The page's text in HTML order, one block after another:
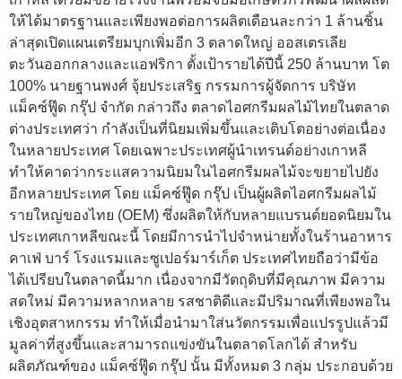
ให้ได้มาตรฐานและเพียงพอต่อการผลิตเดือนละกว่า 1 ล้านชิ้น
ล่าสุดเปิดแผนเตรียมบุกเพิ่มอีก 3 ตลาดใหญ่ ออสเตรเลีย
ตะวันออกกลางและแอฟริกา ตั้งเป้ารายได้ปีนี้ 250 ล้านบาท โต
100% นายฐานพงศ์ จุ้ยประเสริฐ กรรมการผู้จัดการ บริษัท
แม็คซ์ฟู๊ด กรุ๊ป จำกัด กล่าวถึง ตลาดไอศกรีมผลไม้ไทยในตลาด
ต่างประเทศว่า กำลังเป็นที่นิยมเพิ่มขึ้นและเติบโตอย่างต่อเนื่อง
ในหลายประเทศ โดยเฉพาะประเทศผู้นำเทรนด์อย่างเกาหลี
ทำให้คาดว่ากระแสความนิยมในไอศกรีมผลไม้จะขยายไปยัง
อีกหลายประเทศ โดย แม็คซ์ฟู๊ด กรุ๊ป เป็นผู้ผลิตไอศกรีมผลไม้
รายใหญ่ของไทย (OEM) ซึ่งผลิตให้กับหลายแบรนด์ยอดนิยมใน
ประเทศเกาหลีขณะนี้ โดยมีการนำไปจำหน่ายทั้งในร้านอาหาร
คาเฟ่ บาร์ โรงแรมและซูเปอร์มาร์เก็ต ประเทศไทยถือว่ามีข้อ
ได้เปรียบในตลาดนี้มาก เนื่องจากมีวัตถุดิบที่มีคุณภาพ มีความ
สดใหม่ มีความหลากหลาย รสชาติดีและมีปริมาณที่เพียงพอใน
เชิงอุตสาหกรรม ทำให้เมื่อนำมาใส่นวัตกรรมเพื่อแปรรูปแล้วมี
มูลค่าที่สูงขึ้นและสามารถแข่งขันในตลาดโลกได้ สำหรับ
ผลิตภัณฑ์ของ แม็คซ์ฟู๊ด กรุ๊ป นั้น มีทั้งหมด 3 กลุ่ม ประกอบด้วย